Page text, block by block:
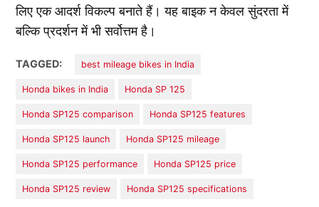
लिए एक आदर्श विकल्प बनाते हैं। यह बाइक न केवल सुंदरता में
बल्कि प्रदर्शन में भी सर्वोत्तम है।
TAGGED: best mileage bikes in India
Honda bikes in India Honda SP 125
Honda SP125 comparison Honda SP125 features
Honda SP125 launch Honda SP125 mileage
Honda SP125 performance Honda SP125 price
Honda SP125 review Honda SP125 specifications